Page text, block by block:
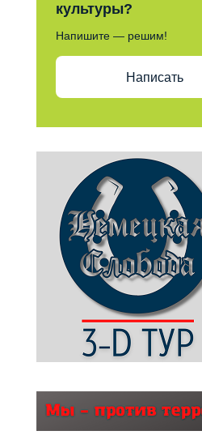
культуры?
Напишите — решим!
Написать